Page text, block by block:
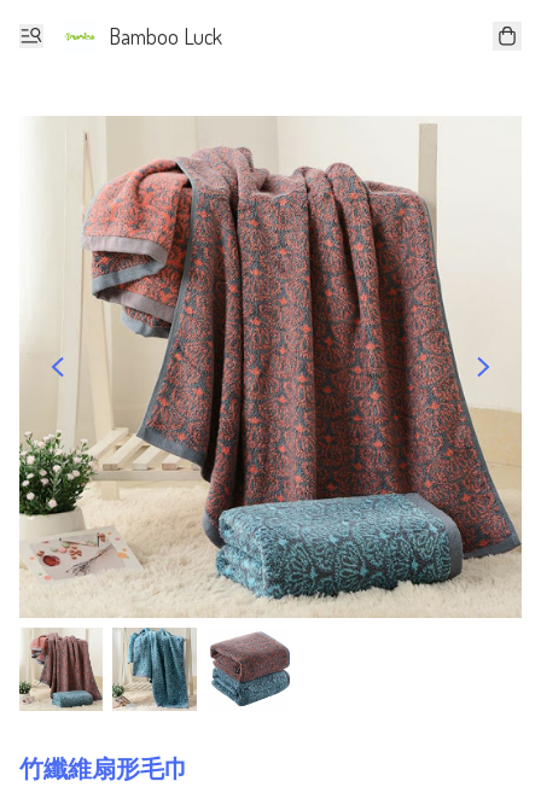
Bamboo Luck
竹纖維扇形毛巾